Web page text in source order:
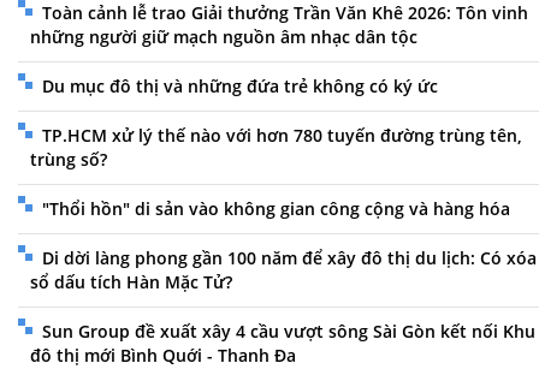
Toàn cảnh lễ trao Giải thưởng Trần Văn Khê 2026: Tôn vinh
những người giữ mạch nguồn âm nhạc dân tộc
Du mục đô thị và những đứa trẻ không có ký ức
TP.HCM xử lý thế nào với hơn 780 tuyến đường trùng tên,
trùng số?
"Thổi hồn" di sản vào không gian công cộng và hàng hóa
Di dời làng phong gần 100 năm để xây đô thị du lịch: Có xóa
sổ dấu tích Hàn Mặc Tử?
Sun Group đề xuất xây 4 cầu vượt sông Sài Gòn kết nối Khu
đô thị mới Bình Quới - Thanh Đa